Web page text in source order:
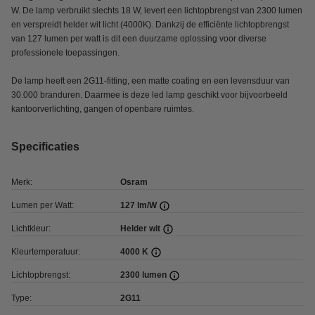
W. De lamp verbruikt slechts 18 W, levert een lichtopbrengst van 2300 lumen
en verspreidt helder wit licht (4000K). Dankzij de efficiënte lichtopbrengst
van 127 lumen per watt is dit een duurzame oplossing voor diverse
professionele toepassingen.
De lamp heeft een 2G11-fitting, een matte coating en een levensduur van
30.000 branduren. Daarmee is deze led lamp geschikt voor bijvoorbeeld
kantoorverlichting, gangen of openbare ruimtes.
Specificaties
Merk: Osram
Lumen per Watt: 127 lm/W
Lichtkleur: Helder wit
Kleurtemperatuur: 4000 K
Lichtopbrengst: 2300 lumen
Type: 2G11